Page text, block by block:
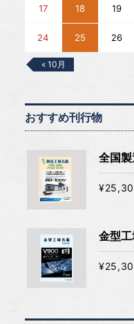
17 18 19
24 25 26
« 10月
おすすめ刊行物
全国
金型